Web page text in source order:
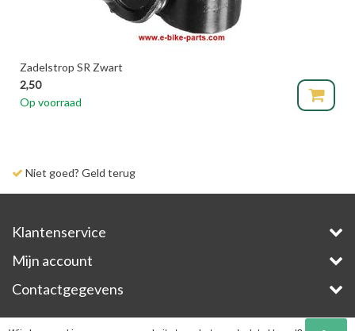
Zadelstrop SR Zwart
2,50
Op voorraad
Niet goed? Geld terug
Klantenservice
Mijn account
Contactgegevens
InStijl Media